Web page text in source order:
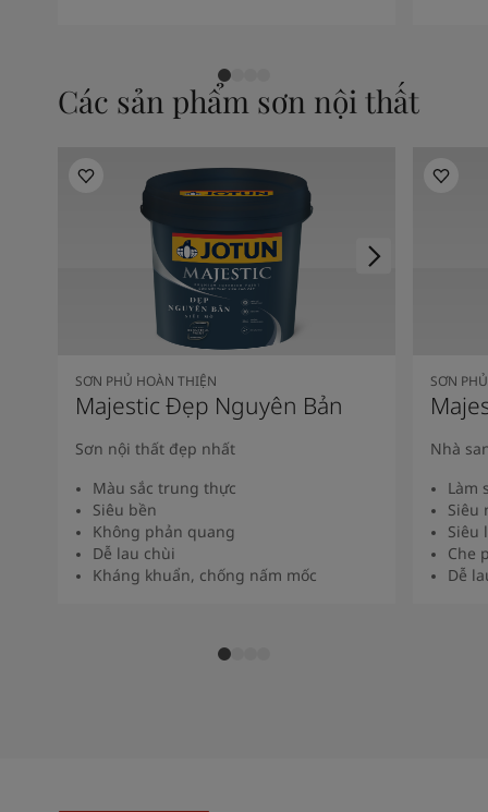
Các sản phẩm sơn nội thất
SƠN PHỦ HOÀN THIỆN
Majestic Đẹp Nguyên Bản
Sơn nội thất đẹp nhất
Màu sắc trung thực
Siêu bền
Không phản quang
Dễ lau chùi
Kháng khuẩn, chống nấm mốc
SƠN
Nhà
Làm
Siêu
Siêu
Che
Dễ